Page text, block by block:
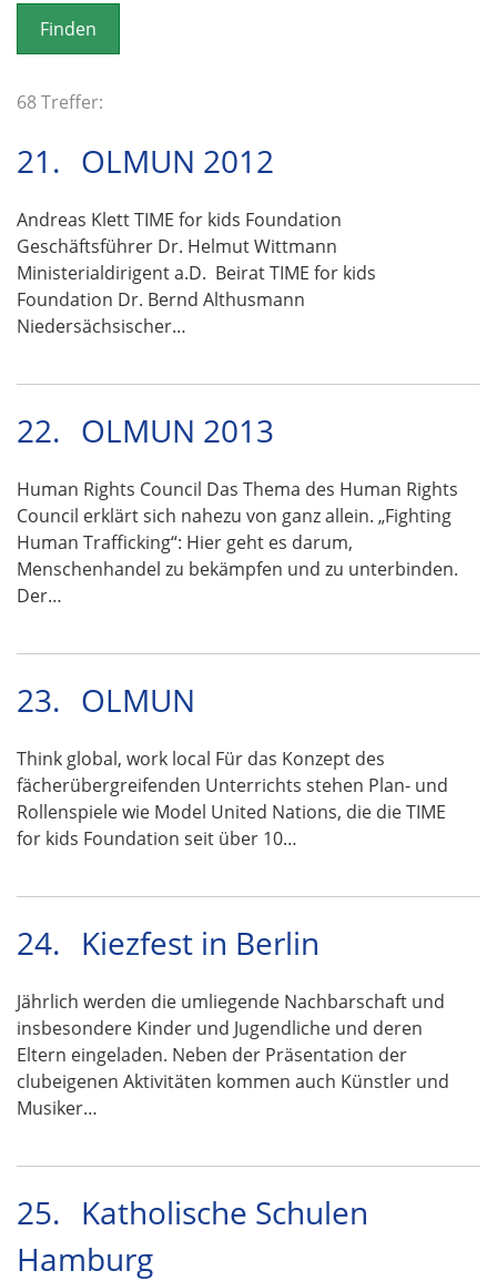
o
n
68 Treffer:
21. OLMUN 2012
Andreas Klett TIME for kids Foundation
Geschäftsführer Dr. Helmut Wittmann
Ministerialdirigent a.D. Beirat TIME for kids
Foundation Dr. Bernd Althusmann
Niedersächsischer…
22. OLMUN 2013
Human Rights Council Das Thema des Human Rights
Council erklärt sich nahezu von ganz allein. „Fighting
Human Trafficking“: Hier geht es darum,
Menschenhandel zu bekämpfen und zu unterbinden.
Der…
23. OLMUN
Think global, work local Für das Konzept des
fächerübergreifenden Unterrichts stehen Plan- und
Rollenspiele wie Model United Nations, die die TIME
for kids Foundation seit über 10…
24. Kiezfest in Berlin
Jährlich werden die umliegende Nachbarschaft und
insbesondere Kinder und Jugendliche und deren
Eltern eingeladen. Neben der Präsentation der
clubeigenen Aktivitäten kommen auch Künstler und
Musiker…
25. Katholische Schulen
Hamburg